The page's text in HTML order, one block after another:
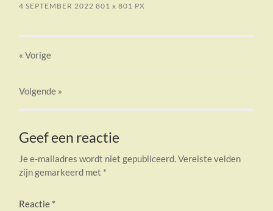
4 SEPTEMBER 2022 801x 801 PX
« Vorige
Volgende »
Geef een reactie
Je e-mailadres wordt niet gepubliceerd.Vereiste velden
zijn gemarkeerd met *
Reactie *